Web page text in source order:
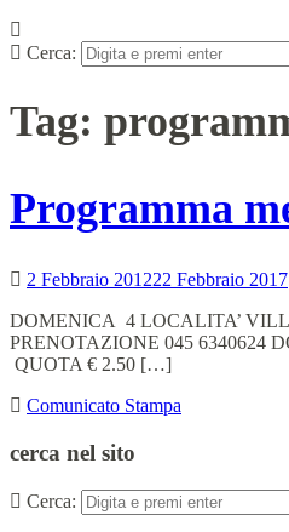
Cerca:
Tag:
Programma
2 Febbraio 201222 Febbraio 2017
DOMENICA 4 LOCALITA’
PRENOTAZIONE 045 6340624
QUOTA € 2.50 […]
Comunicato Stampa
cerca nel sito
Cerca: